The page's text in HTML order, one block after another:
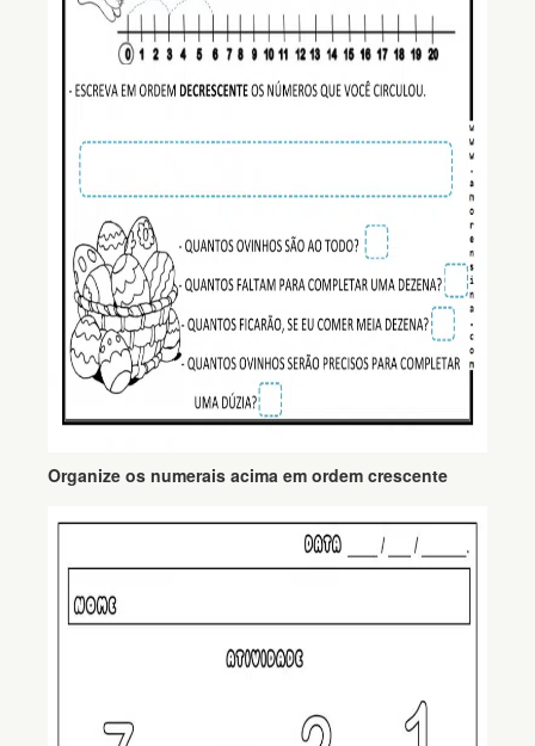
Organize os numerais acima em ordem crescente